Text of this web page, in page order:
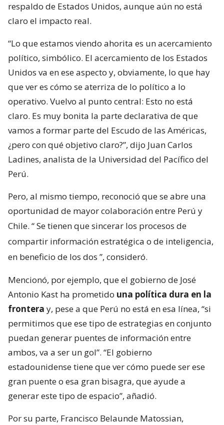
respaldo de Estados Unidos, aunque aún no está
claro el impacto real.
“Lo que estamos viendo ahorita es un acercamiento
político, simbólico. El acercamiento de los Estados
Unidos va en ese aspecto y, obviamente, lo que hay
que ver es cómo se aterriza de lo político a lo
operativo. Vuelvo al punto central: Esto no está
claro. Es muy bonita la parte declarativa de que
vamos a formar parte del Escudo de las Américas,
¿pero con qué objetivo claro?”, dijo Juan Carlos
Ladines, analista de la Universidad del Pacífico del
Perú.
Pero, al mismo tiempo, reconoció que se abre una
oportunidad de mayor colaboración entre Perú y
Chile. “Se tienen que sincerar los procesos de
compartir información estratégica o de inteligencia,
en beneficio de los dos ”, consideró.
Mencionó, por ejemplo, que el gobierno de José
Antonio Kast ha prometido una política dura en la
frontera y, pese a que Perú no está en esa línea, “si
permitimos que ese tipo de estrategias en conjunto
puedan generar puentes de información entre
ambos, va a ser un gol”. “El gobierno
estadounidense tiene que ver cómo puede ser ese
gran puente o esa gran bisagra, que ayude a
generar este tipo de espacio”, añadió.
Por su parte, Francisco Belaunde Matossian,